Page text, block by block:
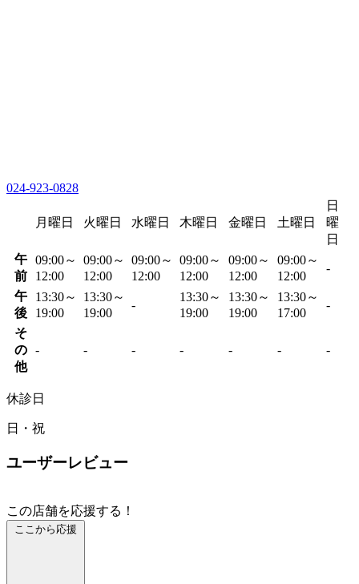
024-923-0828
月曜日 火曜日 水曜日 木曜日 金曜日 土曜日
日
曜
日
午
前
09:00～
12:00
09:00～
12:00
09:00～
12:00
09:00～
12:00
09:00～
12:00
09:00～
12:00
-
午
後
13:30～
19:00
13:30～
19:00
-
13:30～
19:00
13:30～
19:00
13:30～
17:00
-
そ
の
他
- - - - - - -
休診日
日・祝
ユーザーレビュー
この店舗を応援する！
ここから応援